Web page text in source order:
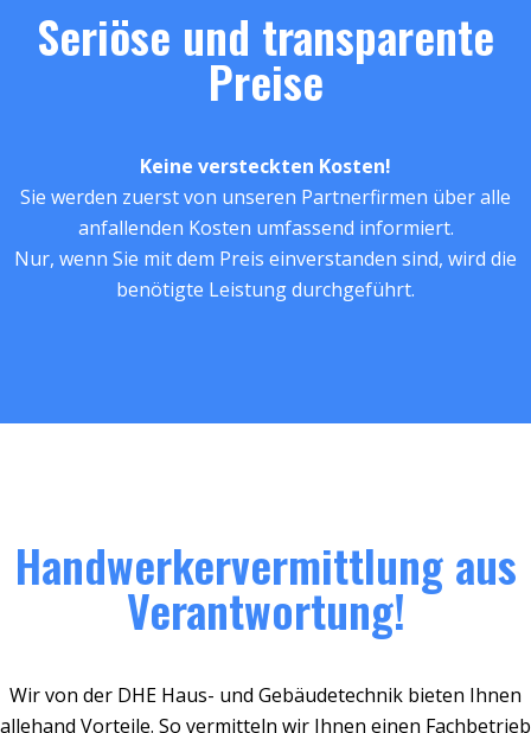
Seriöse und transparente
Preise
Keine versteckten Kosten!
Sie werden zuerst von unseren Partnerfirmen über alle
anfallenden Kosten umfassend informiert.
Nur, wenn Sie mit dem Preis einverstanden sind, wird die
benötigte Leistung durchgeführt.
Handwerkervermittlung aus
Verantwortung!
Wir von der DHE Haus- und Gebäudetechnik bieten Ihnen
allehand Vorteile. So vermitteln wir Ihnen einen Fachbetrieb